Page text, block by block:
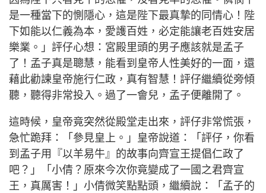
是一種當下的惻隱心，這是陛下最真摯的同情心！陛
下如能以仁義為本，愛護百姓，必定能讓老百姓安居
樂業。」評仔心想：宮殿里頭的男子應該就是孟子
了！孟子真是聰慧，能看到皇帝人性美好的一面，還
藉此勸諫皇帝施行仁政，真有智慧！評仔繼續從旁傾
聽，聽得非常投入。過了一會兒，孟子便離開了。
這時候，皇帝竟突然從殿堂走出來，評仔非常慌張，
急忙跪拜：「參見皇上。」皇帝說道：「評仔，你看
到孟子用『以羊易牛』的故事向齊宣王提倡仁政了
吧？」「小倩？原來今次你竟變成了一國之君齊宣
王，真厲害！」小倩微笑點點頭，繼續說：「孟子的